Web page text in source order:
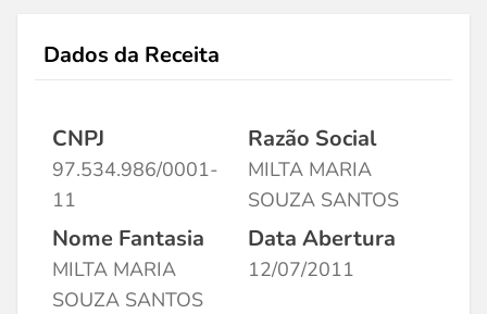
Dados da Receita
CNPJ
97.534.986/0001-
11
Razão Social
MILTA MARIA
SOUZA SANTOS
Nome Fantasia
MILTA MARIA
SOUZA SANTOS
Data Abertura
12/07/2011